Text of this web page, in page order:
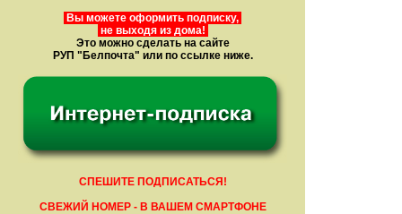
Вы можете оформить подписку,
не выходя из дома!
Это можно сделать на сайте
РУП "Белпочта" или по ссылке ниже.
СПЕШИТЕ ПОДПИСАТЬСЯ!
СВЕЖИЙ НОМЕР - В ВАШЕМ СМАРТФОНЕ